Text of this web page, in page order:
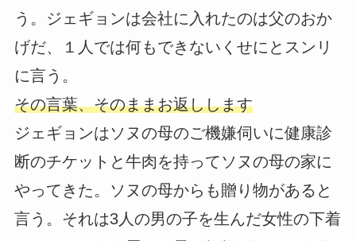
う。ジェギョンは会社に入れたのは父のおか
げだ、１人では何もできないくせにとスンリ
に言う。
その言葉、そのままお返しします
ジェギョンはソヌの母のご機嫌伺いに健康診
断のチケットと牛肉を持ってソヌの母の家に
やってきた。ソヌの母からも贈り物があると
言う。それは3人の男の子を生んだ女性の下着